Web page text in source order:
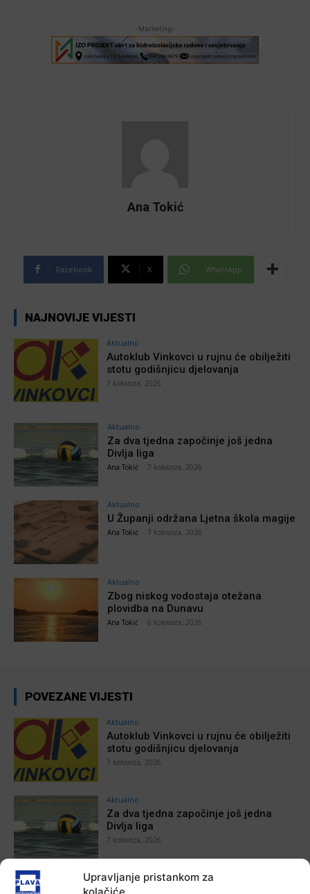
Upravljanje pristankom za
-Marketing-
Ana Tokić
Facebook X WhatsApp
NAJNOVIJE VIJESTI
Aktualno
Autoklub Vinkovci u rujnu će obilježiti
stotu godišnjicu djelovanja
7 kolovoza, 2026
Aktualno
Za dva tjedna započinje još jedna
Divlja liga
Ana Tokić 7 kolovoza, 2026
Aktualno
U Županji održana Ljetna škola magije
Ana Tokić 7 kolovoza, 2026
Aktualno
Zbog niskog vodostaja otežana
plovidba na Dunavu
Ana Tokić 6 kolovoza, 2026
POVEZANE VIJESTI
Aktualno
Autoklub Vinkovci u rujnu će obilježiti
stotu godišnjicu djelovanja
7 kolovoza, 2026
Aktualno
Za dva tjedna započinje još jedna
Divlja liga
7 kolovoza, 2026
Aktualno
U Županji održana Ljetna škola magije